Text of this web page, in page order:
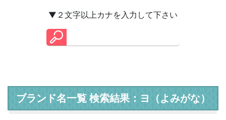
▼２文字以上カナを入力して下さい
ブランド名一覧 検索結果：ヨ（よみがな）